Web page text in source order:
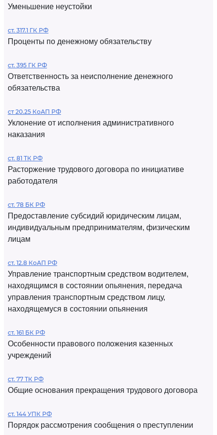
Уменьшение неустойки
ст. 317.1 ГК РФ
Проценты по денежному обязательству
ст. 395 ГК РФ
Ответственность за неисполнение денежного
обязательства
ст 20.25 КоАП РФ
Уклонение от исполнения административного
наказания
ст. 81 ТК РФ
Расторжение трудового договора по инициативе
работодателя
ст. 78 БК РФ
Предоставление субсидий юридическим лицам,
индивидуальным предпринимателям, физическим
лицам
ст. 12.8 КоАП РФ
Управление транспортным средством водителем,
находящимся в состоянии опьянения, передача
управления транспортным средством лицу,
находящемуся в состоянии опьянения
ст. 161 БК РФ
Особенности правового положения казенных
учреждений
ст. 77 ТК РФ
Общие основания прекращения трудового договора
ст. 144 УПК РФ
Порядок рассмотрения сообщения о преступлении